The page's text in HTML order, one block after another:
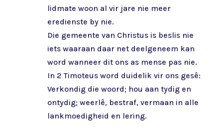
lidmate woon al vir jare nie meer
eredienste by nie.
Die gemeente van Christus is beslis nie
iets waaraan daar net deelgeneem kan
word wanneer dit ons as mense pas nie.
In 2 Timoteus word duidelik vir ons gesê:
Verkondig die woord; hou aan tydig en
ontydig; weerlê, bestraf, vermaan in alle
lankmoedigheid en lering.